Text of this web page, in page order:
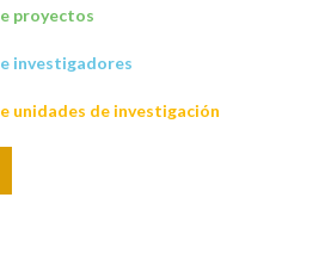
proyectos
investigadores
unidades de investigación